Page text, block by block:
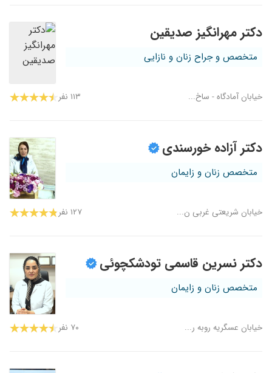
دکتر مهرانگیز صدیقین
متخصص و جراح زنان و نازایی
خیابان آمادگاه - ساخ... ۱۱۳ نفر
دکتر آزاده خورسندی
متخصص زنان و زایمان
خیابان شریعتی غربی ن... ۱۲۷ نفر
دکتر نسرین قاسمی تودشکچوئی
متخصص زنان و زایمان
خیابان عسگریه روبه ر... ۷۰ نفر